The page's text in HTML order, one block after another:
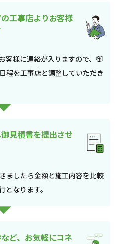
工事店よりお客様
客様に連絡が入りますので、御
程を工事店と調整していただき
見積書を提出させ
ましたら金額と施工内容を比較
となります。
ど、お気軽にコネ